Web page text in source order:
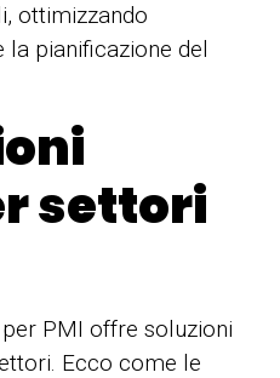
ottimizzando
la pianificazione del
settori
PMI offre soluzioni
Ecco come le